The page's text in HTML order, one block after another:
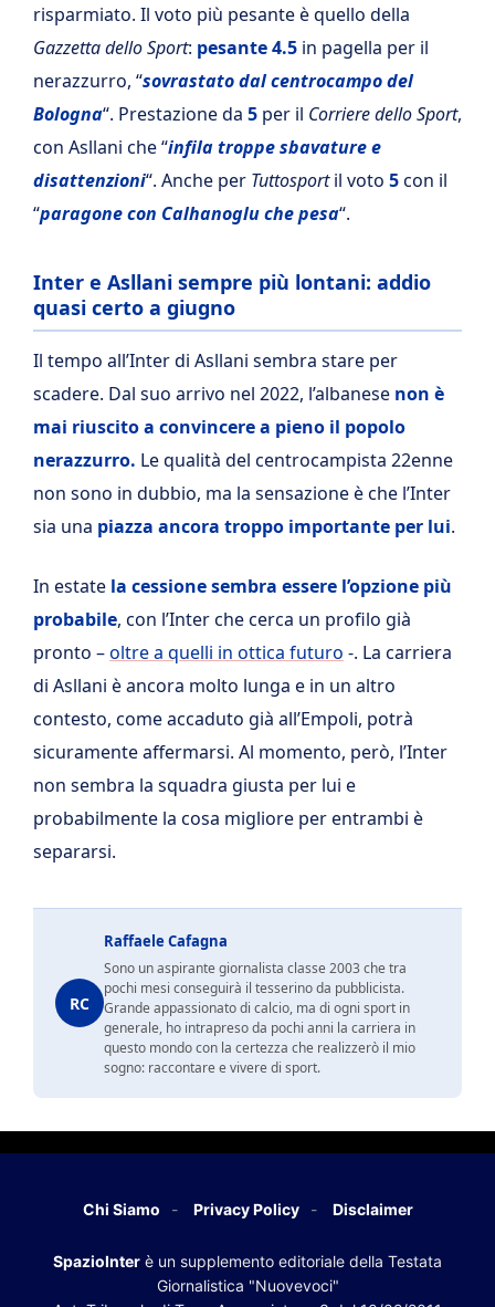
risparmiato. Il voto più pesante è quello della
Gazzetta dello Sport: pesante4.5 in pagella per il
nerazzurro, “sovrastato dal centrocampo del
Bologna“. Prestazione da 5 per il Corriere dello Sport,
con Asllani che “infila troppe sbavature e
disattenzioni“. Anche per Tuttosportil voto 5con il
“paragone con Calhanoglu che pesa“.
Inter e Asllani sempre più lontani: addio
quasi certo a giugno
Il tempo all’Inter di Asllani sembra stare per
scadere. Dal suo arrivo nel 2022, l’albanese non è
mai riuscito a convincere a pieno il popolo
nerazzurro. Le qualità del centrocampista 22enne
non sono in dubbio, ma la sensazione è che l’Inter
sia una piazza ancora troppo importante per lui.
In estate la cessione sembra essere l’opzione più
probabile, con l’Inter che cerca un profilo già
pronto –oltre a quelli in ottica futuro -. La carriera
di Asllani è ancora molto lunga e in un altro
contesto, come accaduto già all’Empoli, potrà
sicuramente affermarsi. Al momento, però, l’Inter
non sembra la squadra giusta per lui e
probabilmente la cosa migliore per entrambi è
separarsi.
RC
Raffaele Cafagna
Sono un aspirante giornalista classe 2003 che tra
pochi mesi conseguirà il tesserino da pubblicista.
Grande appassionato di calcio, ma di ogni sport in
generale, ho intrapreso da pochi anni la carriera in
questo mondo con la certezza che realizzerò il mio
sogno: raccontare e vivere di sport.
Chi Siamo Privacy Policy Disclaimer
SpazioInter è un supplemento editoriale della Testata
Giornalistica "Nuovevoci"